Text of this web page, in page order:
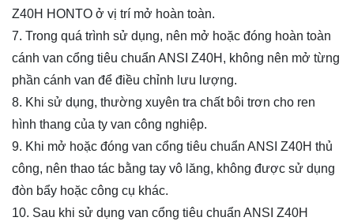
Z40H HONTO ở vị trí mở hoàn toàn.
7. Trong quá trình sử dụng, nên mở hoặc đóng hoàn toàn
cánh van cổng tiêu chuẩn ANSI Z40H, không nên mở từng
phần cánh van để điều chỉnh lưu lượng.
8. Khi sử dụng, thường xuyên tra chất bôi trơn cho ren
hình thang của ty van công nghiệp.
9. Khi mở hoặc đóng van cổng tiêu chuẩn ANSI Z40H thủ
công, nên thao tác bằng tay vô lăng, không được sử dụng
đòn bẩy hoặc công cụ khác.
10. Sau khi sử dụng van cổng tiêu chuẩn ANSI Z40H